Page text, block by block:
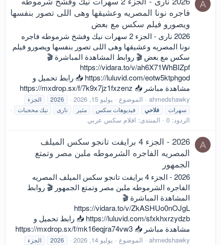
A
فاجره نونا المصريه وعشيقها وهى اللى تصور بنفسها
ويصورو فيلم سكس مع بعض
2026 نارى - الجزء 2 سهرات نيك وفشخ شرموطه فاجره
نونا المصريه وعشيقها وهى اللى تصور بنفسها ويصورو فيلم
سكس مع بعض 🎬 روابط المشاهدة المباشرة 🎬
https://vidara.to/v/ah6X71WhBIZpf
https://luluvid.com/eotw5ktphgod 📥 رابط تحميل و
مشاهدة مباشر 📥 https://mxdrop.sx/f/7k9x7jz1fxzenz
ahmedshawky الموضوع يوليو 15, 2026 2026
الجزء
سهرات
فلاحي فيديوهات سكس مثير نارى نيك محجبات
الردود: 0 المنتدى: افلام سكس عربي
A
2026 - الجزء 4 برايفت تانجو سكس الميلف
المصريه الفاجره الشرموطه ملبن مصر وتمتع
الجمهور
2026 - الجزء 4 برايفت تانجو سكس الميلف المصريه
الفاجره الشرموطه ملبن مصر وتمتع الجمهور 🎬 روابط
المشاهدة المباشرة 🎬
https://vidara.to/v/ZkASHUo0nOJgL
https://luluvid.com/sfxkhxrzydzb 📥 رابط تحميل و
مشاهدة مباشر 📥 https://mxdrop.sx/f/mk16eqjra74vw3
ahmedshawky الموضوع يوليو 14, 2026 2026
الجزء